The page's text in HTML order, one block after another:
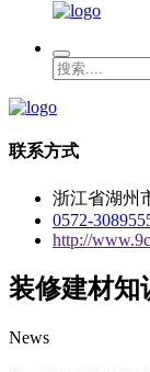
联系方式
浙江省湖州
0572-
http://
装修建材知
News